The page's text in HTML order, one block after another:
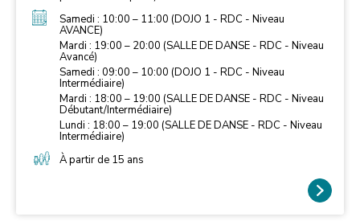
la colonne vertébrale. Par des exercices, on essaie de
renforcer les muscles trop faibles et de décontracter les
muscles trop tendus, en tenant compte du rythme de la
respiration lors de l’exécution des mouvements, du bon
alignement de la colonne ainsi que du maintien d’une
bonne posture générale.
Samedi : 10:00 – 11:00 (DOJO 1 - RDC - Niveau
AVANCE)
Mardi : 19:00 – 20:00 (SALLE DE DANSE - RDC - Niveau
Avancé)
Samedi : 09:00 – 10:00 (DOJO 1 - RDC - Niveau
Intermédiaire)
Mardi : 18:00 – 19:00 (SALLE DE DANSE - RDC - Niveau
Débutant/Intermédiaire)
Lundi : 18:00 – 19:00 (SALLE DE DANSE - RDC - Niveau
Intermédiaire)
À partir de 15 ans